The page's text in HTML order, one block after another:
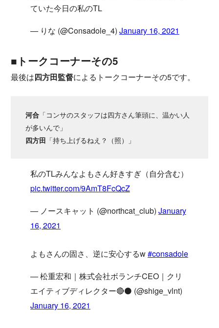
ていた今日の私のTL
— りな (@Consadole_4) January 16, 2021
■トークコーナーその5
最後は四方田監督によるトークコーナーその5です。
河合 「コンサのスタッフは四方さん筆頭に、温かい人
が多いんで」
四方田 「持ち上げるねえ？（照）」
私のTLみんなよもさん好きすぎ（自分含む）
pic.twitter.com/9AmT8FcQcZ
— ノースキャット (@northcat_club) January
16, 2021
よもさんの固さ、逆に安心するw#consadole
— 松重宏和｜株式会社ボランチCEO｜クリ
エイティブディレクター🔴⚫️ (@shige_vlnt)
January 16, 2021